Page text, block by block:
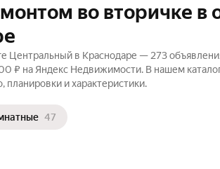
во вторичке в
Центральный в Краснодаре — 273
₽ на Яндекс Недвижимости. В нашем
и характеристики.
47